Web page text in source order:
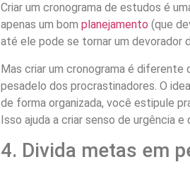
Criar um cronograma de estudos é
apenas um bom planejamento (que
até ele pode se tornar um devorador
Mas criar um cronograma é diferente
pesadelo dos procrastinadores. O
de forma organizada, você estipule
Isso ajuda a criar senso de urgência e
4. Divida metas em